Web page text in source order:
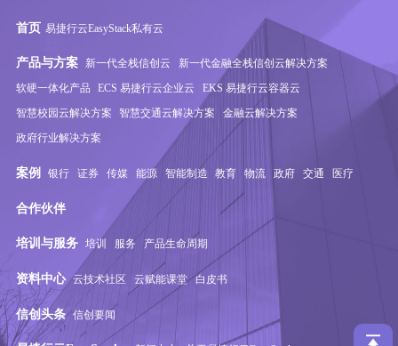
首页 易捷行云EasyStack私有云
产品与方案 新一代全栈信创云
新一代金融全栈信创云解决方案
软硬一体化产品
ECS 易捷行云企业云
EKS 易捷行云容器云
智慧校园云解决方案
智慧交通云解决方案
金融云解决方案
政府行业解决方案
案例 银行 证券 传媒 能源 智能制造 教育 物流 政府 交通 医疗
合作伙伴
培训与服务 培训 服务 产品生命周期
资料中心 云技术社区 云赋能课堂 白皮书
信创头条 信创要闻